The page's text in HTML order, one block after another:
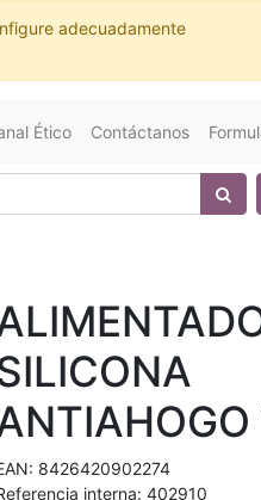
adecuadamente
Ético Contáctanos
8426420902274
interna: 402910